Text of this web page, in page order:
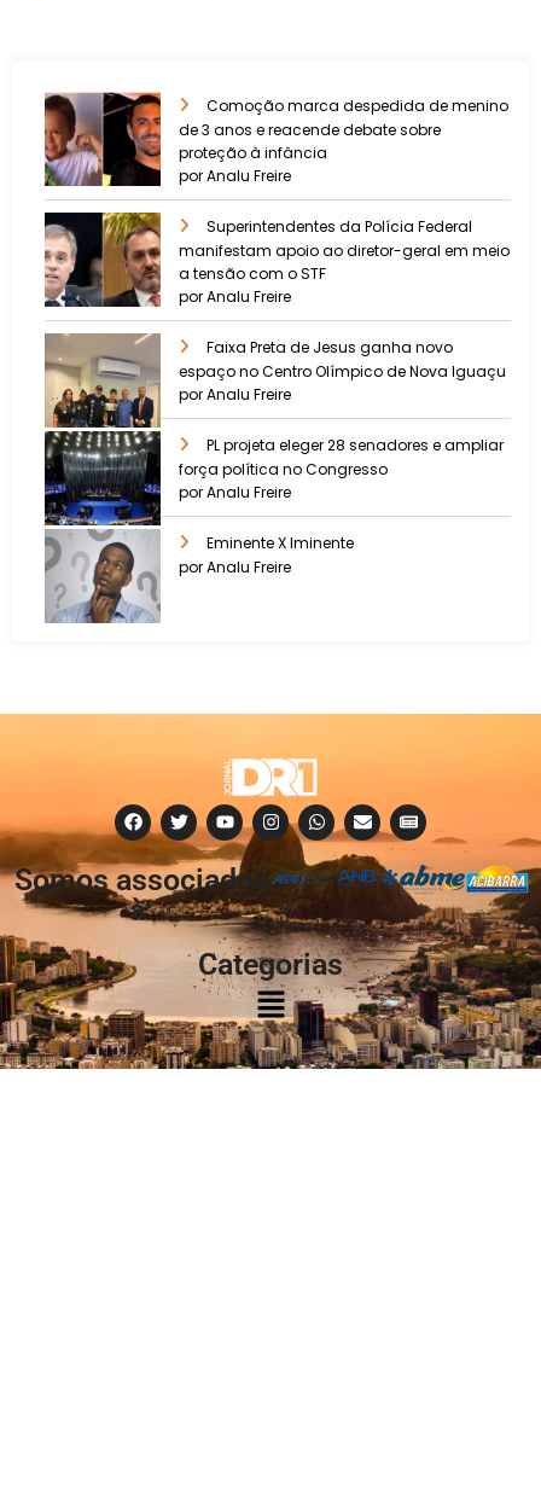
Comoção marca despedida de menino
de 3 anos e reacende debate sobre
proteção à infância
por Analu Freire
Superintendentes da Polícia Federal
manifestam apoio ao diretor-geral em meio
a tensão com o STF
por Analu Freire
Faixa Preta de Jesus ganha novo
espaço no Centro Olímpico de Nova Iguaçu
por Analu Freire
PL projeta eleger 28 senadores e ampliar
força política no Congresso
por Analu Freire
Eminente X Iminente
por Analu Freire
Somos associados
à:
Categorias